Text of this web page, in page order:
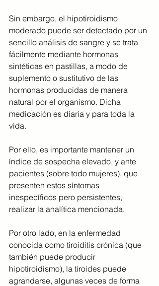
Sin embargo, el hipotiroidismo
moderado puede ser detectado por un
sencillo análisis de sangre y se trata
fácilmente mediante hormonas
sintéticas en pastillas, a modo de
suplemento o sustitutivo de las
hormonas producidas de manera
natural por el organismo. Dicha
medicación es diaria y para toda la
vida.
Por ello, es importante mantener un
índice de sospecha elevado, y ante
pacientes (sobre todo mujeres), que
presenten estos síntomas
inespecíficos pero persistentes,
realizar la analítica mencionada.
Por otro lado, en la enfermedad
conocida como tiroiditis crónica (que
también puede producir
hipotiroidismo), la tiroides puede
agrandarse, algunas veces de forma